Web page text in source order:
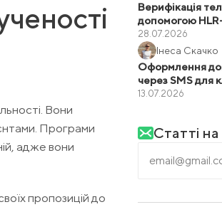
Вони
Програми
адже вони
пропозицій до
Верифікація
допомогою
28.07.2026
Інеса Скачко
Оформлення
через SMS для
13.07.2026
Статті